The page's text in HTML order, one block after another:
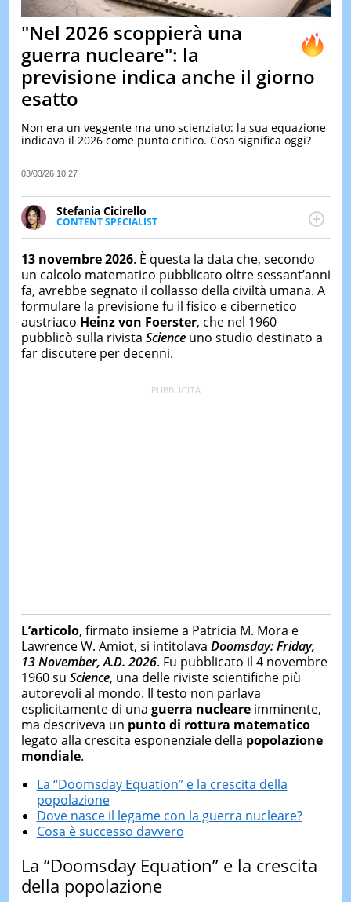
&
TEST
DI
OGGI
DI
"Nel 2026 scoppierà una
guerra nucleare": la
previsione indica anche il giorno
esatto
Non era un veggente ma uno scienziato: la sua equazione
indicava il 2026 come punto critico. Cosa significa oggi?
03/03/26 10:27
Stefania Cicirello
CONTENT SPECIALIST
Content writer, video editor e fotografa, ha
conseguito un Master in Digital & Social Media
Marketing. Scrive articoli in ottica SEO e realizza
contenuti per social media, con focus su Costume &
Società, Moda e Bellezza.
13 novembre 2026. È questa la data che, secondo
un calcolo matematico pubblicato oltre sessant’anni
fa, avrebbe segnato il collasso della civiltà umana. A
formulare la previsione fu il fisico e cibernetico
austriaco Heinz von Foerster, che nel 1960
pubblicò sulla rivista Scienceuno studio destinato a
far discutere per decenni.
L’articolo, firmato insieme a Patricia M. Mora e
Lawrence W. Amiot, si intitolava Doomsday: Friday,
13 November, A.D. 2026. Fu pubblicato il 4 novembre
1960 su Science, una delle riviste scientifiche più
autorevoli al mondo. Il testo non parlava
esplicitamente di una guerra nucleareimminente,
ma descriveva un punto di rottura matematico
legato alla crescita esponenziale della popolazione
mondiale.
La “Doomsday Equation” e la crescita della
popolazione
Dove nasce il legame con la guerra nucleare?
Cosa è successo davvero
La “Doomsday Equation” e la crescita
della popolazione